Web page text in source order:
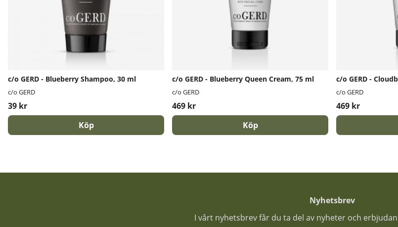
c/o GERD - Blueberry Shampoo, 30 ml
c/o GERD
39 kr
Köp
c/o GERD - Blueberry Queen Cream, 75 ml
c/o GERD
469 kr
Köp
c/o GERD -
c/o GERD
469 kr
Nyhetsbrev
I vårt nyhetsbrev får du ta del av nyheter och